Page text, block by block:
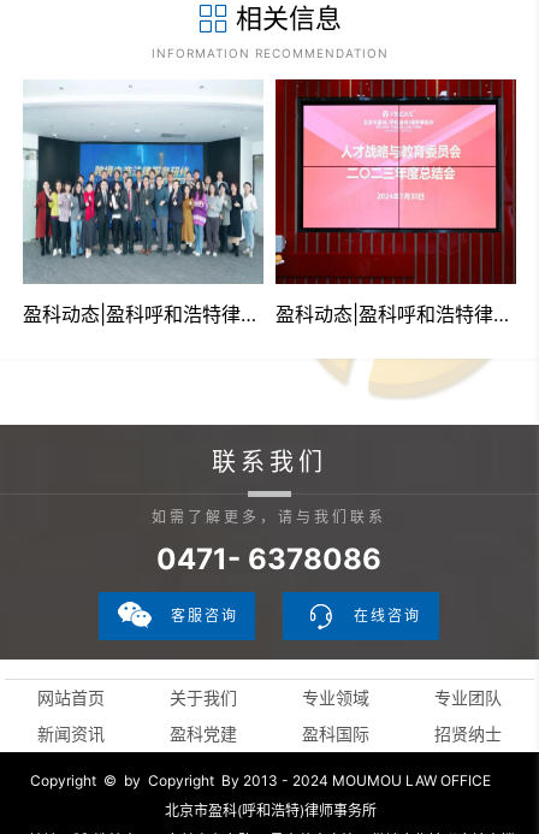
相关信息
INFORMATION RECOMMENDATION
盈科动态|盈科呼和浩特律师受呼市律协委派参加跨境电商法律服务研修班 盈科动态|盈科呼和浩特律所人才战略与教育委员会召开2023年度工作总结会议
联系我们
如需了解更多，请与我们联系
0471- 6378086
客服咨询 在线咨询
网站首页 关于我们 专业领域
专业团队
新闻资讯
盈科党建 盈科国际 招贤纳士
Copyright © by Copyright By 2013 - 2024 MOUMOU LAW OFFICE
北京市盈科(呼和浩特)律师事务所